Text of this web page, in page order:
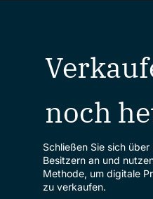
noch
Schließen Sie sich
Besitzern an und
Methode, um digitale
zu verkaufen.